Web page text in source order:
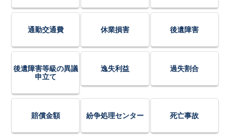
通勤交通費 休業損害 後遺障害
後遺障害等級の異議
申立て
逸失利益 過失割合
賠償金額 紛争処理センター 死亡事故